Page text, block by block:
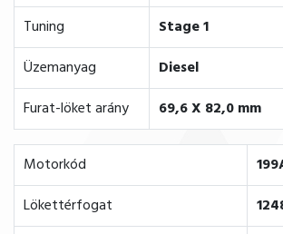
Tuning
Stage 1
Üzemanyag
Diesel
Furat-löket arány
69,6 X 82,0 mm
Motorkód
Lökettérfogat